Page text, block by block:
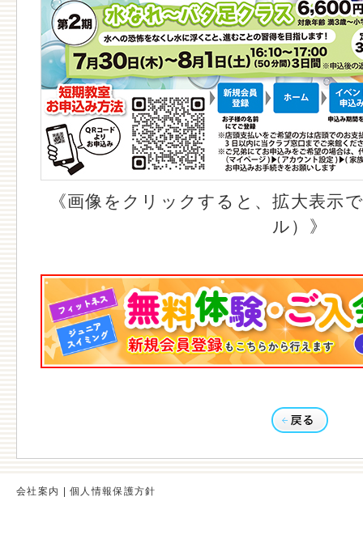
《画像をクリックすると、拡大表示
ル）》
会社案内 |個人情報保護方針